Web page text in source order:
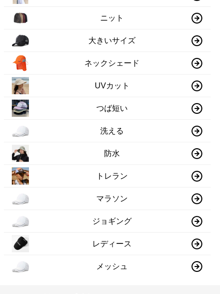
ニット
大きいサイズ
ネックシェード
UVカット
つば短い
洗える
防水
トレラン
マラソン
ジョギング
レディース
メッシュ